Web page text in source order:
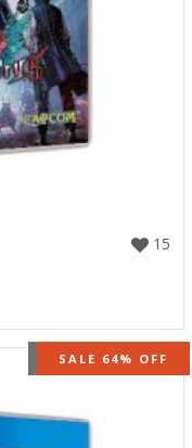
15
OUT OF STOCK
SALE 64% OFF